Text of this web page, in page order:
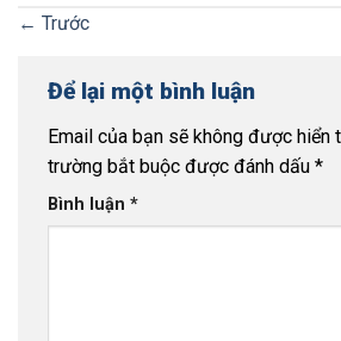
← Trước
Để lại một bình luận
Email của bạn sẽ không được hiển
trường bắt buộc được đánh dấu *
Bình luận *